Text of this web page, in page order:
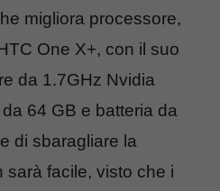
migliora processore,
One X+, con il suo
da 1.7GHz Nvidia
64 GB e batteria da
di sbaragliare la
sarà facile, visto che i